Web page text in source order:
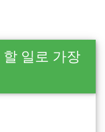
일로 가장